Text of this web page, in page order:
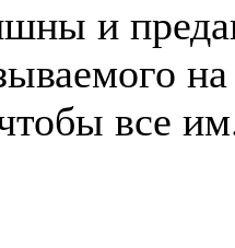
и
все